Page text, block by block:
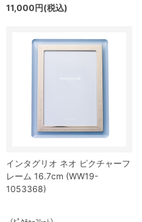
11,000円(税込)
インタグリオ ネオ ピクチャーフ
レーム 16.7cm (WW19-
1053368)